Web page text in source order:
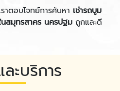
ราตอบโจทย์การค้นหา เช่ารถบูม
สมุทรสาคร นครปฐม ถูกและดี
ะบริการ